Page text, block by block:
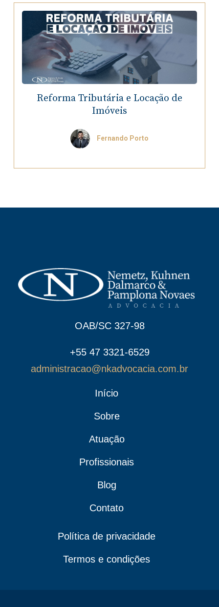
Reforma Tributária e Locação de
Imóveis
Fernando Porto
OAB/SC 327-98
+55 47 3321-6529
administracao@nkadvocacia.com.br
Início
Sobre
Atuação
Profissionais
Blog
Contato
Política de privacidade
Termos e condições